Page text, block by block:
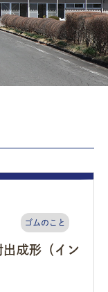
ゴムのこと
成形（イン